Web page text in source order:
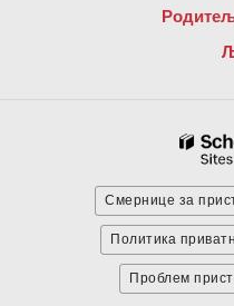
Смернице за
Политика
Проблем